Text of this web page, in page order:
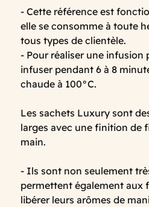
- Cette référence est
elle se consomme à toute
tous types de clientèle.
- Pour réaliser une infusion
infuser pendant 6 à 8
chaude à 100°C.
Les sachets Luxury sont
larges avec une finition de
main.
- Ils sont non seulement
permettent également aux
libérer leurs arômes de